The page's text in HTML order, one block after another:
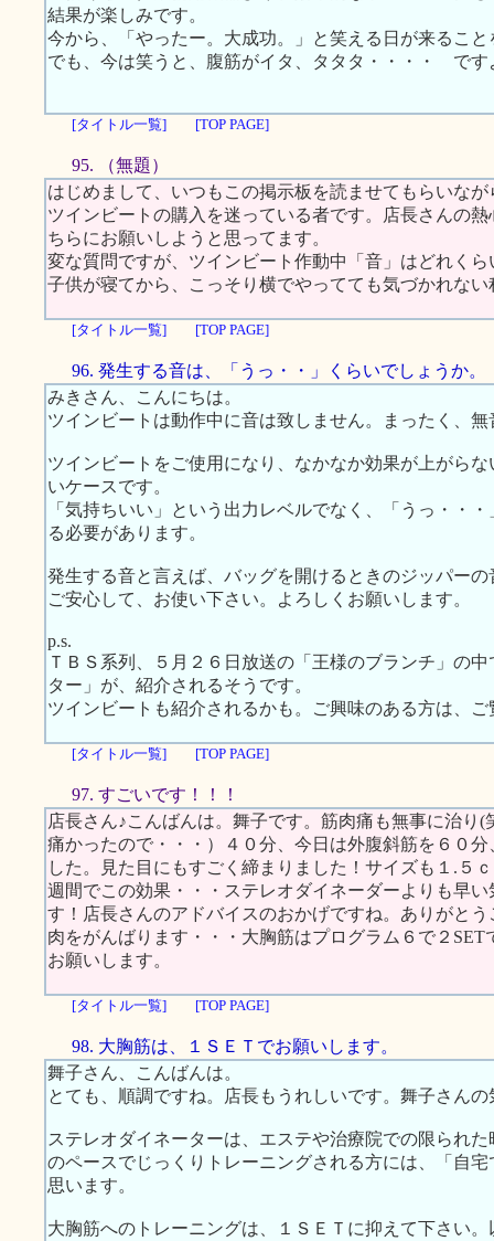
結果が楽しみです。
今から、「やったー。大成功。」と笑える日が来るこ
でも、今は笑うと、腹筋がイタ、タタタ・・・・ です
[タイトル一覧] [TOP PAGE]
95. （無題）
はじめまして、いつもこの掲示板を読ませてもらいなが
ツインビートの購入を迷っている者です。店長さんの
ちらにお願いしようと思ってます。
変な質問ですが、ツインビート作動中「音」はどれく
子供が寝てから、こっそり横でやってても気づかれな
[タイトル一覧] [TOP PAGE]
96. 発生する音は、「うっ・・」くらいでしょうか。
みきさん、こんにちは。
ツインビートは動作中に音は致しません。まったく、
ツインビートをご使用になり、なかなか効果が上がら
いケースです。
「気持ちいい」という出力レベルでなく、「うっ・・
る必要があります。
発生する音と言えば、バッグを開けるときのジッパー
ご安心して、お使い下さい。よろしくお願いします。
p.s.
ＴＢＳ系列、５月２６日放送の「王様のブランチ」の
ター」が、紹介されるそうです。
ツインビートも紹介されるかも。ご興味のある方は、ご
[タイトル一覧] [TOP PAGE]
97. すごいです！！！
店長さん♪こんばんは。舞子です。筋肉痛も無事に治り
痛かったので・・・）４０分、今日は外腹斜筋を６０
した。見た目にもすごく締まりました！サイズも１.５
週間でこの効果・・・ステレオダイネーダーよりも早
す！店長さんのアドバイスのおかげですね。ありがと
肉をがんばります・・・大胸筋はプログラム６で２
お願いします。
[タイトル一覧] [TOP PAGE]
98. 大胸筋は、１ＳＥＴでお願いします。
舞子さん、こんばんは。
とても、順調ですね。店長もうれしいです。舞子さん
ステレオダイネーターは、エステや治療院での限られ
のペースでじっくりトレーニングされる方には、「自
思います。
大胸筋へのトレーニングは、１ＳＥＴに抑えて下さい